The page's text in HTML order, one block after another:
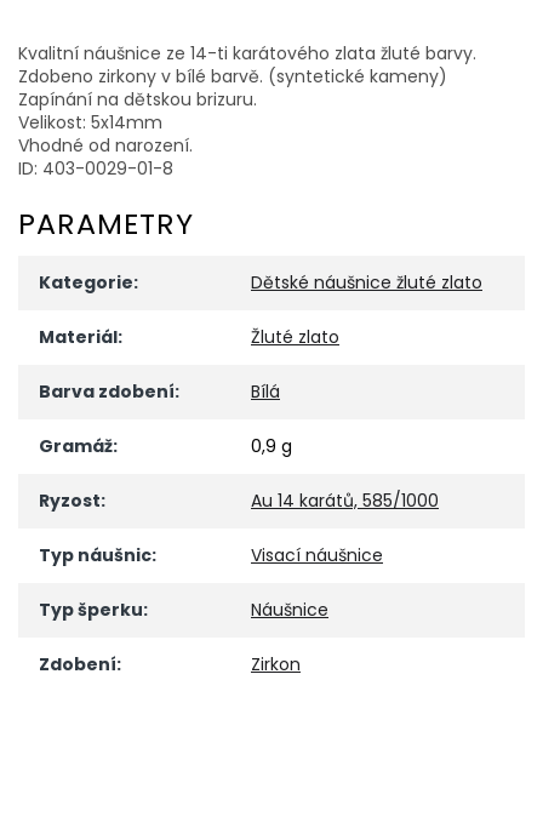
Kvalitní náušnice ze 14-ti karátového zlata žluté barvy.
Zdobeno zirkony v bílé barvě. (syntetické kameny)
Zapínání na dětskou brizuru.
Velikost: 5x14mm
Vhodné od narození.
ID: 403-0029-01-8
PARAMETRY
Kategorie: Dětské náušnice žluté zlato
Materiál: Žluté zlato
Barva zdobení: Bílá
Gramáž: 0,9 g
Ryzost: Au 14 karátů, 585/1000
Typ náušnic: Visací náušnice
Typ šperku: Náušnice
Zdobení: Zirkon